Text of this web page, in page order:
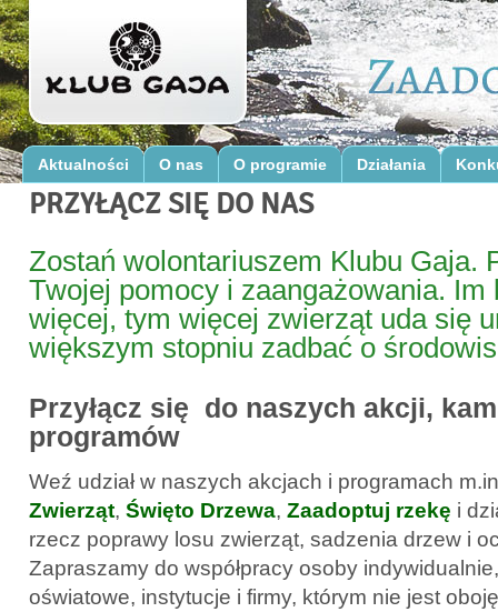
Aktualności O nas O programie Działania
PRZYŁĄCZ SIĘ DO NAS
Zostań wolontariuszem Klubu Gaja.
Twojej pomocy i zaangażowania. Im
więcej, tym więcej zwierząt uda się
większym stopniu zadbać o
Przyłącz się do naszych akcji,
programów
Weź udział w naszych akcjach i programach
Zwierząt, Święto Drzewa, Zaadoptuj rzekę i
rzecz poprawy losu zwierząt, sadzenia drzew i
Zapraszamy do współpracy osoby
oświatowe, instytucje i firmy, którym nie jest